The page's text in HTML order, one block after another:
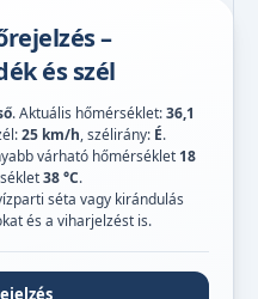
–
és szél
. Aktuális hőmérséklet:36,1
25 km/h, szélirány: É.
várható hőmérséklet 18
38 °C.
séta vagy kirándulás
és a viharjelzést is.